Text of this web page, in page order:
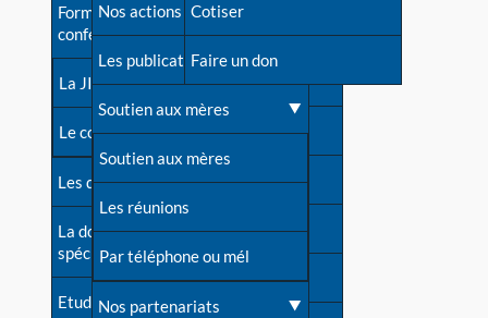
Avant la naissance
Les débuts
Une difficulté d'allaitement ?
Cas particuliers
Mythes et vérités
Devenir animatrice ?
Une question sur le site
Formations et
conférences
La JIA
Le congrès
Les dossiers de l'allaitement
La documentation
spécialisée
Etudes récentes
Besoin d'aide?
Répertoire de tous les
contacts
Contact presse
Dossier de presse
Soutenir LLL
Livre d'or
Nos actions
Les publications
Soutien aux mères
Soutien aux mères
Les réunions
Par téléphone ou mél
Nos partenariats
Cotiser
Faire un don